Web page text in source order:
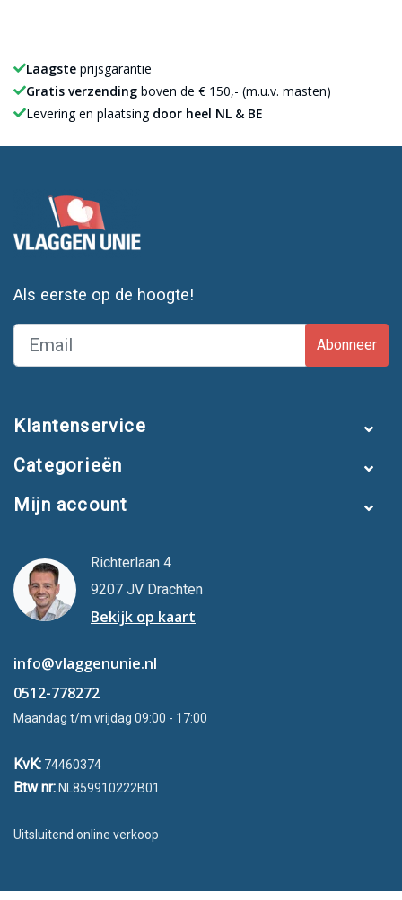
Laagste prijsgarantie
Gratis verzending boven de € 150,- (m.u.v. masten)
Levering en plaatsing door heel NL & BE
Als eerste op de hoogte!
Abonneer
Klantenservice
Categorieën
Mijn account
Richterlaan 4
9207 JV Drachten
Bekijk op kaart
info@vlaggenunie.nl
0512-778272
Maandag t/m vrijdag 09:00 - 17:00
KvK: 74460374
Btw nr: NL859910222B01
Uitsluitend online verkoop